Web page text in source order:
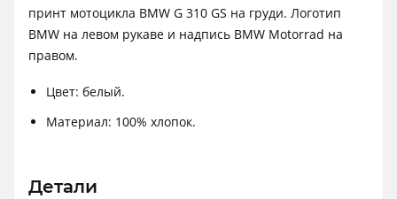
принт мотоцикла BMW G 310 GS на груди. Логотип
BMW на левом рукаве и надпись BMW Motorrad на
правом.
Цвет: белый.
Материал: 100% хлопок.
Детали